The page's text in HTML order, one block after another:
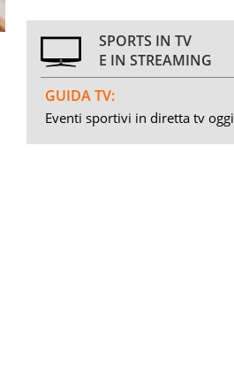
SPORTS IN TV
E IN STREAMING
GUIDA TV:
Eventi sportivi in diretta tv oggi